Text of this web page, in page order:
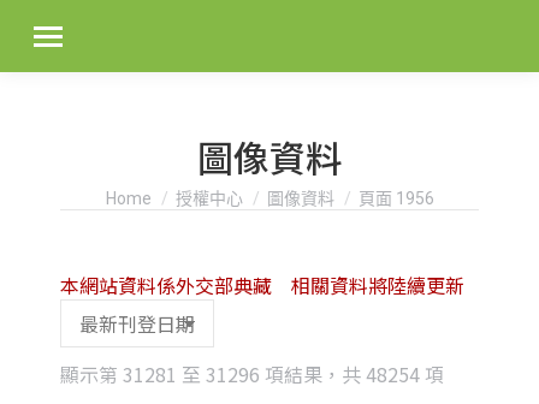
圖像資料
You are here:
Home 授權中心 圖像資料 頁面 1956
顯示第 31281 至 31296 項結果，共 48254 項
本網站資料係外交部典藏 相關資料將陸續更新